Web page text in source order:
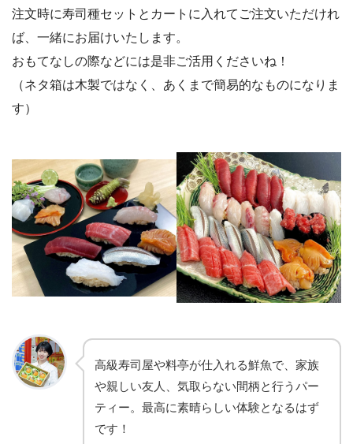
注文時に寿司種セットとカートに入れてご注文いただけれ
ば、一緒にお届けいたします。
おもてなしの際などには是非ご活用くださいね！
（ネタ箱は木製ではなく、あくまで簡易的なものになりま
す）
高級寿司屋や料亭が仕入れる鮮魚で、家族
や親しい友人、気取らない間柄と行うパー
ティー。最高に素晴らしい体験となるはず
です！